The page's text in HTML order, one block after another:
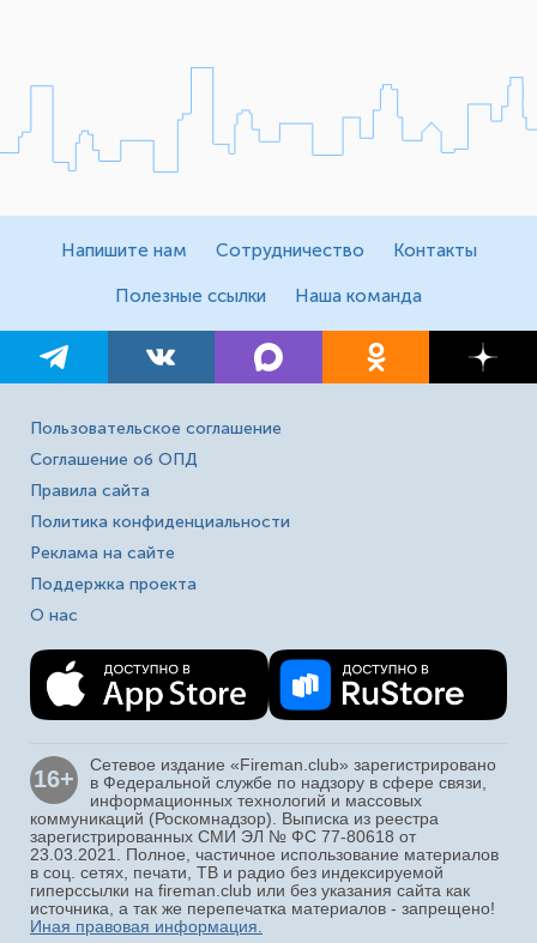
Напишите нам Сотрудничество Контакты
Полезные ссылки Наша команда
Пользовательское соглашение
Соглашение об ОПД
Правила сайта
Политика конфиденциальности
Реклама на сайте
Поддержка проекта
О нас
16+
Сетевое издание «Fireman.club» зарегистрировано
в Федеральной службе по надзору в сфере связи,
информационных технологий и массовых
коммуникаций (Роскомнадзор). Выписка из реестра
зарегистрированных СМИ ЭЛ № ФС 77-80618 от
23.03.2021. Полное, частичное использование материалов
в соц. сетях, печати, ТВ и радио без индексируемой
гиперссылки на fireman.club или без указания сайта как
источника, а так же перепечатка материалов - запрещено!
Иная правовая информация.